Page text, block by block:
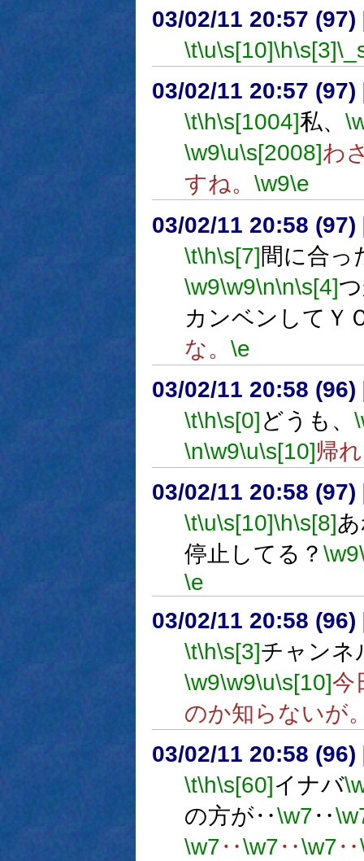
03/02/11 20:57 (97)
\t\u\s[10]\h\s[3]
03/02/11 20:57 (97)
\t\h\s[1004]私、
\w9\u\s[2008]わ
すね。 \w9\e
03/02/11 20:58 (97)
\t\h\s[7]間に合っ
\w9\w9\n\n\s[4]
カンベンしてＹ
な。 \e
03/02/11 20:58 (96)
\t\h\s[0]どうも、
\n\w9\u\s[10]帰
03/02/11 20:58 (97)
\t\u\s[10]\h\s[8]
停止してる？ \w9
\e
03/02/11 20:58 (96)
\t\h\s[3]チャンネ
\w9\w9\u\s[10]今
のか知らないが
03/02/11 20:58 (96)
\t\h\s[60]イナバ
の方が‥\w7‥
\w7‥\w7‥\w7‥